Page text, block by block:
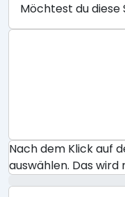
Möchtest du diese
Nach dem Klick auf
auswählen. Das